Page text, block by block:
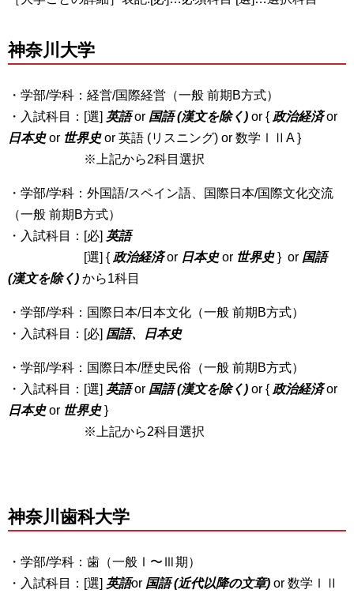
神奈川大学
・学部/学科：経営/国際経営（一般 前期B方式）
・入試科目：[選] 英語or 国語 (漢文を除く) or { 政治経済or
日本史or 世界史or 英語 (リスニング) or 数学ⅠⅡA }
※上記から2科目選択
・学部/学科：外国語/スペイン語、国際日本/国際文化交流
（一般 前期B方式）
・入試科目：[必] 英語
[選] { 政治経済or 日本史or 世界史} or 国語
(漢文を除く) から1科目
・学部/学科：国際日本/日本文化（一般 前期B方式）
・入試科目：[必] 国語、日本史
・学部/学科：国際日本/歴史民俗（一般 前期B方式）
・入試科目：[選] 英語or 国語 (漢文を除く) or { 政治経済or
日本史or 世界史}
※上記から2科目選択
神奈川歯科大学
・学部/学科：歯（一般Ⅰ〜Ⅲ期）
・入試科目：[選] 英語or 国語 (近代以降の文章) or 数学ⅠⅡ